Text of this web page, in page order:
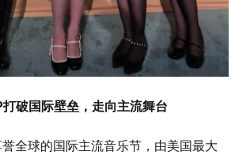
破国际壁垒，走向主流舞台
全球的国际主流音乐节，由美国最大